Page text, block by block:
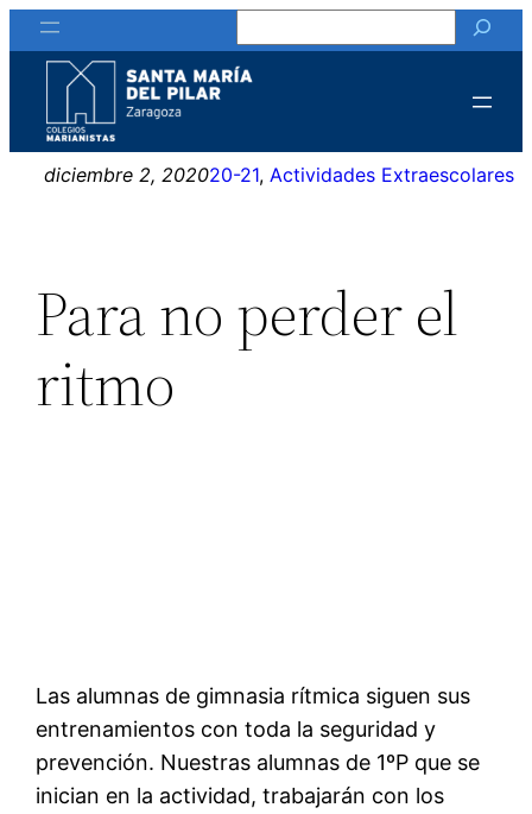
Saltar
al
contenido
diciembre 2, 202020-21, Actividades Extraescolares
Para no perder el
ritmo
Las alumnas de gimnasia rítmica siguen sus
entrenamientos con toda la seguridad y
prevención. Nuestras alumnas de 1ºP que se
inician en la actividad, trabajarán con los